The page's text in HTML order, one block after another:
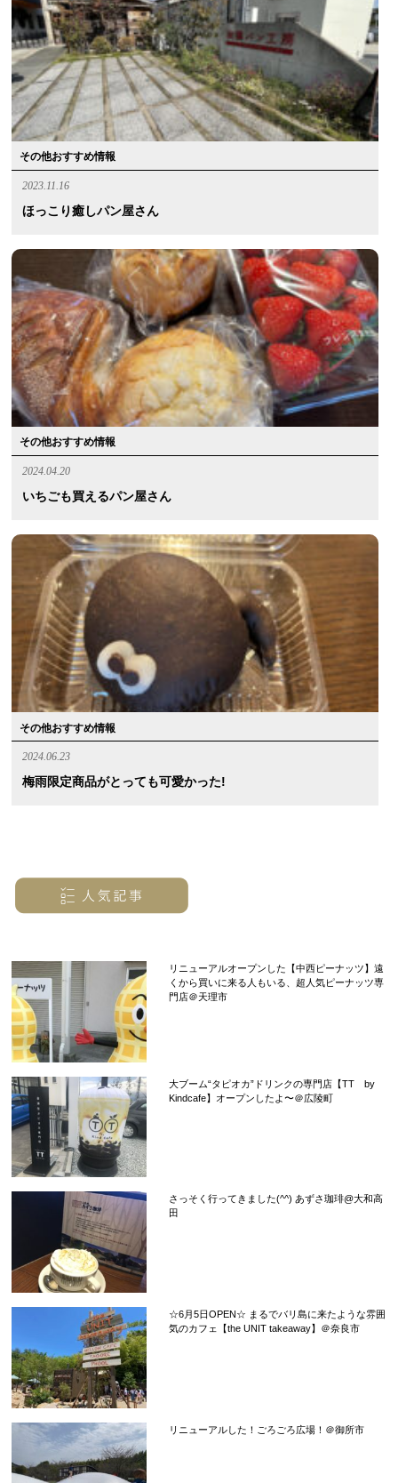
その他おすすめ情報
2023.11.16
ほっこり癒しパン屋さん
その他おすすめ情報
2024.04.20
いちごも買えるパン屋さん
その他おすすめ情報
2024.06.23
梅雨限定商品がとっても可愛かった!
リニューアルオープンした【中西ピーナッツ】遠
くから買いに来る人もいる、超人気ピーナッツ専
門店＠天理市
大ブーム“タピオカ”ドリンクの専門店【TT by
Kindcafe】オープンしたよ〜＠広陵町
さっそく行ってきました(^^) あずさ珈琲@大和高
田
☆6月5日OPEN☆ まるでバリ島に来たような雰囲
気のカフェ【the UNIT takeaway】＠奈良市
リニューアルした！ごろごろ広場！＠御所市